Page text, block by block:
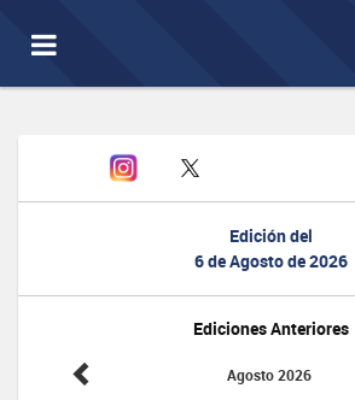
Toggle
navigation
Edición del
6 de Agosto de 2026
Ediciones Anteriores
Agosto 2026